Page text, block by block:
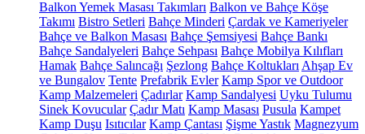
Balkon Yemek Masası Takımları Balkon ve Bahçe Köşe
Takımı Bistro Setleri Bahçe Minderi Çardak ve Kameriyeler
Bahçe ve Balkon Masası Bahçe Şemsiyesi Bahçe Bankı
Bahçe Sandalyeleri Bahçe Sehpası Bahçe Mobilya Kılıfları
Hamak Bahçe Salıncağı Şezlong Bahçe Koltukları Ahşap Ev
ve Bungalov Tente Prefabrik Evler Kamp Spor ve Outdoor
Kamp Malzemeleri Çadırlar Kamp Sandalyesi Uyku Tulumu
Sinek Kovucular Çadır Matı Kamp Masası Pusula Kampet
Kamp Duşu Isıtıcılar Kamp Çantası Şişme Yastık Magnezyum